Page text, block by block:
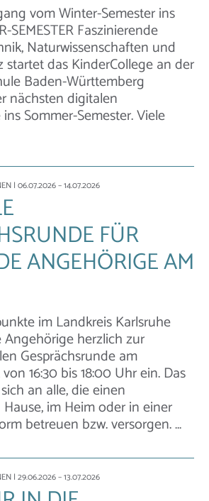
vom Winter-Semester ins
SEMESTER Faszinierende
Naturwissenschaften und
startet das KinderCollege an der
Baden-Württemberg
nächsten digitalen
Sommer-Semester. Viele
| 06.07.2026 – 14.07.2026
FÜR
ANGEHÖRIGE AM
im Landkreis Karlsruhe
herzlich zur
Gesprächsrunde am
von 16:30 bis 18:00 Uhr ein. Das
an alle, die einen
im Heim oder in einer
betreuen bzw. versorgen. …
| 29.06.2026 – 13.07.2026